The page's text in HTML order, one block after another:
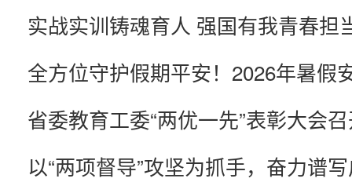
省委教育工委“两优一先”表彰大会